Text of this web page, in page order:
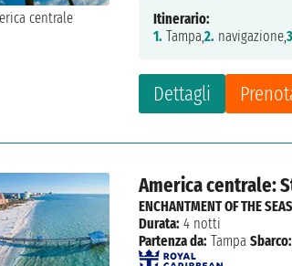
Dettagli
Itinerario:
1. Tampa,2. navigazione,
America centrale:
ENCHANTMENT OF THE SEAS
Durata: 4 notti
Partenza da: Tampa Sbarco: